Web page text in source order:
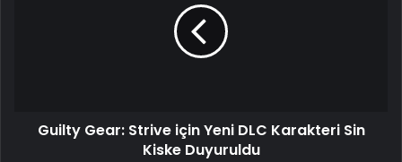
Guilty Gear: Strive için Yeni DLC Karakteri Sin
Kiske Duyuruldu